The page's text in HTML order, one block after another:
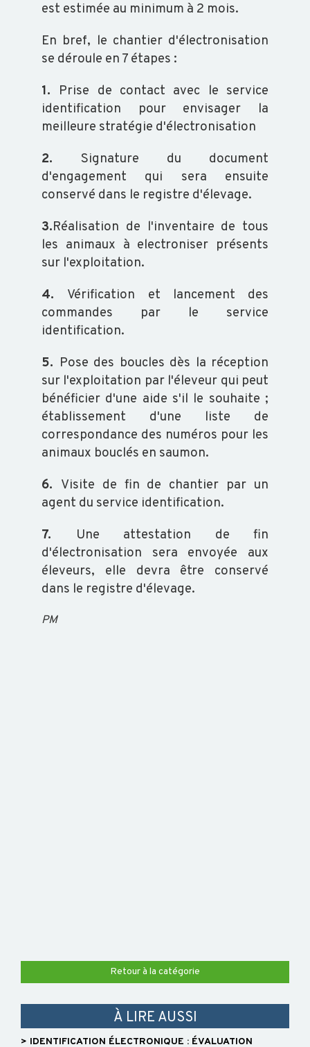
est estimée au minimum à 2 mois.
En bref, le chantier d'électronisation
se déroule en 7 étapes :
1. Prise de contact avec le service
identification pour envisager la
meilleure stratégie d'électronisation
2. Signature du document
d'engagement qui sera ensuite
conservé dans le registre d'élevage.
3.Réalisation de l'inventaire de tous
les animaux à electroniser présents
sur l'exploitation.
4. Vérification et lancement des
commandes par le service
identification.
5. Pose des boucles dès la réception
sur l'exploitation par l'éleveur qui peut
bénéficier d'une aide s'il le souhaite ;
établissement d'une liste de
correspondance des numéros pour les
animaux bouclés en saumon.
6. Visite de fin de chantier par un
agent du service identification.
7.
Une attestation de fin
d'électronisation sera envoyée aux
éleveurs, elle devra être conservé
dans le registre d'élevage.
PM
Retour à la catégorie
À LIRE AUSSI
> IDENTIFICATION ÉLECTRONIQUE : ÉVALUATION